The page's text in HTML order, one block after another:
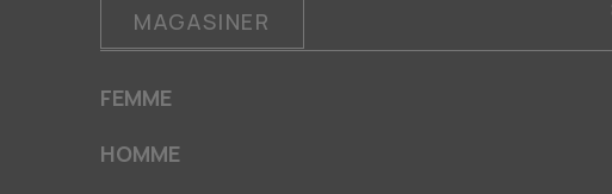
MAGASINER
FEMME
HOMME